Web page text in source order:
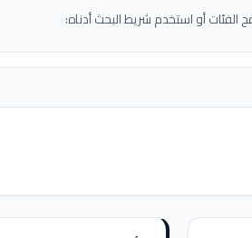
أو استخدم شريط البحث أدناه: